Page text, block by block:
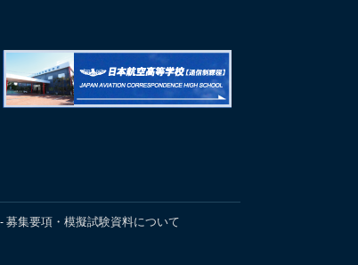
募集要項・模擬試験資料について